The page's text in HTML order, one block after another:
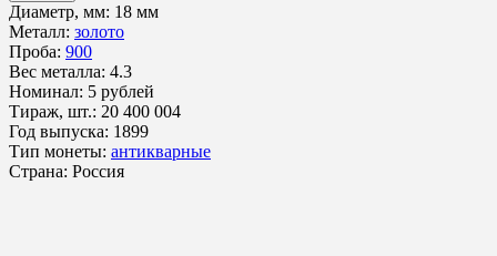
Диаметр, мм: 18 мм
Металл: золото
Проба: 900
Вес металла: 4.3
Номинал: 5 рублей
Тираж, шт.: 20 400 004
Год выпуска: 1899
Тип монеты: антикварные
Страна: Россия